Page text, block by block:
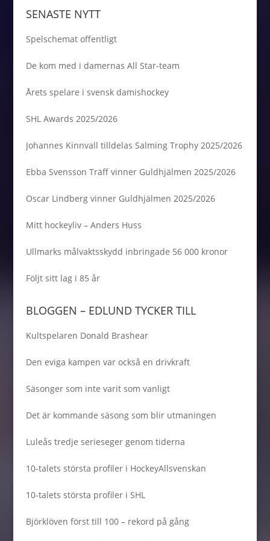
SENASTE NYTT
Spelschemat offentligt
De kom med i damernas All Star-team
Årets spelare i svensk damishockey
SHL Awards 2025/2026
Johannes Kinnvall tilldelas Salming Trophy 2025/2026
Ebba Svensson Träff vinner Guldhjälmen 2025/2026
Oscar Lindberg vinner Guldhjälmen 2025/2026
Mitt hockeyliv – Anders Huss
Ullmarks målvaktsskydd inbringade 56 000 kronor
Följt sitt lag i 85 år
BLOGGEN – EDLUND TYCKER TILL
Kultspelaren Donald Brashear
Den eviga kampen var också en drivkraft
Säsonger som inte varit som vanligt
Det är kommande säsong som blir utmaningen
Luleås tredje serieseger genom tiderna
10-talets största profiler i HockeyAllsvenskan
10-talets största profiler i SHL
Björklöven först till 100 – rekord på gång